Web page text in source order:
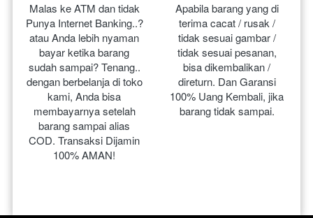
Malas ke ATM dan tidak
Punya Internet Banking..?
atau Anda lebih nyaman
bayar ketika barang
sudah sampai? Tenang..
dengan berbelanja di toko
kami, Anda bisa
membayarnya setelah
barang sampai alias
COD. Transaksi Dijamin
100% AMAN!
Apabila barang yang di
terima cacat / rusak /
tidak sesuai gambar /
tidak sesuai pesanan,
bisa dikembalikan /
direturn. Dan Garansi
100% Uang Kembali, jika
barang tidak sampai.